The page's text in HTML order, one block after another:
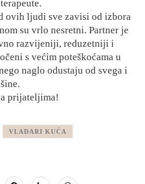
ovih ljudi sve zavisi od izbora
su vrlo nesretni. Partner je
razvijeniji, reduzetniji i
s većim poteškoćama u
naglo odustaju od svega i
prijateljima!
VLADARI KUĆA